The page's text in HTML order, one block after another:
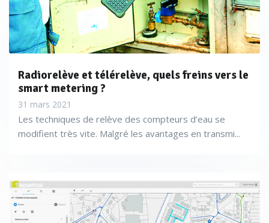
Radiorelève et télérelève, quels freins vers le
smart metering ?
31 mars 2021
Les techniques de relève des compteurs d’eau se
modifient très vite. Malgré les avantages en transmi...